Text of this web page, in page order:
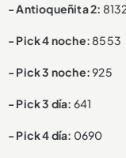
- Antioqueñita 2:
- Pick 4 noche: 8553
- Pick 3 noche:925
- Pick 3 día: 641
- Pick 4 día: 0690